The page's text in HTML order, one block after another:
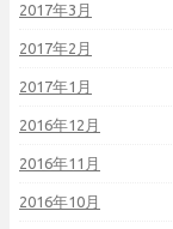
2017年3月
2017年2月
2017年1月
2016年12月
2016年11月
2016年10月